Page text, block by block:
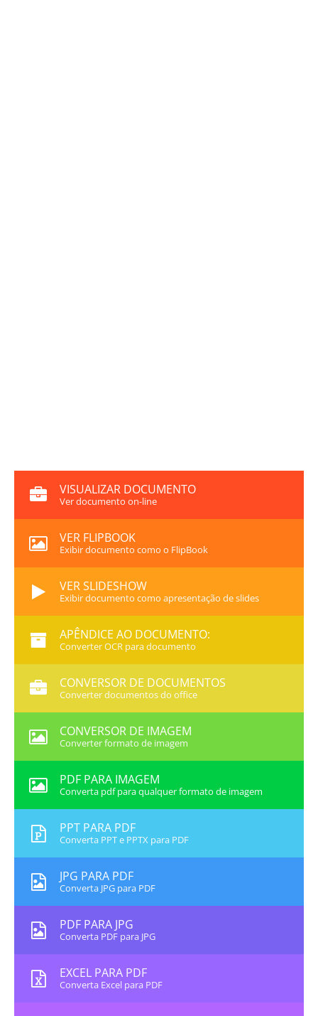
VISUALIZAR DOCUMENTO
Ver documento on-line
VER FLIPBOOK
Exibir documento como o FlipBook
VER SLIDESHOW
Exibir documento como apresentação de slides
APÊNDICE AO DOCUMENTO:
Converter OCR para documento
CONVERSOR DE DOCUMENTOS
Converter documentos do office
CONVERSOR DE IMAGEM
Converter formato de imagem
PDF PARA IMAGEM
Converta pdf para qualquer formato de imagem
PPT PARA PDF
Converta PPT e PPTX para PDF
JPG PARA PDF
Converta JPG para PDF
PDF PARA JPG
Converta PDF para JPG
EXCEL PARA PDF
Converta Excel para PDF